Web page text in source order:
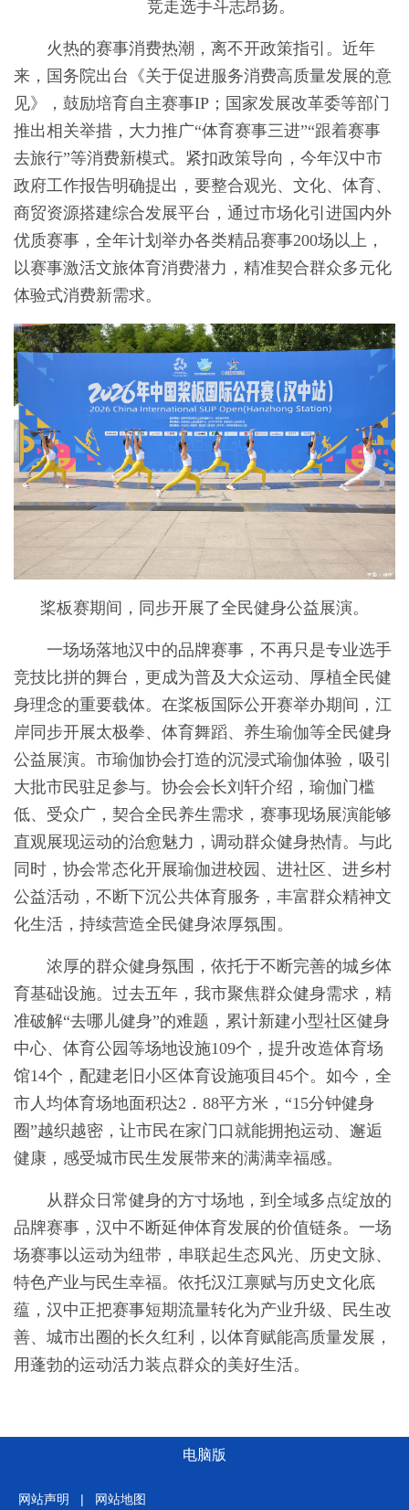
竞走选手斗志昂扬。
火热的赛事消费热潮，离不开政策指引。近年
来，国务院出台《关于促进服务消费高质量发展的意
见》，鼓励培育自主赛事IP；国家发展改革委等部门
推出相关举措，大力推广“体育赛事三进”“跟着赛事
去旅行”等消费新模式。紧扣政策导向，今年汉中市
政府工作报告明确提出，要整合观光、文化、体育、
商贸资源搭建综合发展平台，通过市场化引进国内外
优质赛事，全年计划举办各类精品赛事200场以上，
以赛事激活文旅体育消费潜力，精准契合群众多元化
体验式消费新需求。
桨板赛期间，同步开展了全民健身公益展演。
一场场落地汉中的品牌赛事，不再只是专业选手
竞技比拼的舞台，更成为普及大众运动、厚植全民健
身理念的重要载体。在桨板国际公开赛举办期间，江
岸同步开展太极拳、体育舞蹈、养生瑜伽等全民健身
公益展演。市瑜伽协会打造的沉浸式瑜伽体验，吸引
大批市民驻足参与。协会会长刘轩介绍，瑜伽门槛
低、受众广，契合全民养生需求，赛事现场展演能够
直观展现运动的治愈魅力，调动群众健身热情。与此
同时，协会常态化开展瑜伽进校园、进社区、进乡村
公益活动，不断下沉公共体育服务，丰富群众精神文
化生活，持续营造全民健身浓厚氛围。
浓厚的群众健身氛围，依托于不断完善的城乡体
育基础设施。过去五年，我市聚焦群众健身需求，精
准破解“去哪儿健身”的难题，累计新建小型社区健身
中心、体育公园等场地设施109个，提升改造体育场
馆14个，配建老旧小区体育设施项目45个。如今，全
市人均体育场地面积达2．88平方米，“15分钟健身
圈”越织越密，让市民在家门口就能拥抱运动、邂逅
健康，感受城市民生发展带来的满满幸福感。
从群众日常健身的方寸场地，到全域多点绽放的
品牌赛事，汉中不断延伸体育发展的价值链条。一场
场赛事以运动为纽带，串联起生态风光、历史文脉、
特色产业与民生幸福。依托汉江禀赋与历史文化底
蕴，汉中正把赛事短期流量转化为产业升级、民生改
善、城市出圈的长久红利，以体育赋能高质量发展，
用蓬勃的运动活力装点群众的美好生活。
电脑版
网站声明 | 网站地图